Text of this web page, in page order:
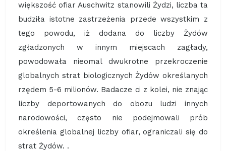
większość ofiar Auschwitz stanowili Żydzi, liczba ta
budziła istotne zastrzeżenia przede wszystkim z
tego powodu, iż dodana do liczby Żydów
zgładzonych w innym miejscach zagłady,
powodowała nieomal dwukrotne przekroczenie
globalnych strat biologicznych Żydów określanych
rzędem 5-6 milionów. Badacze ci z kolei, nie znając
liczby deportowanych do obozu ludzi innych
narodowości, często nie podejmowali prób
określenia globalnej liczby ofiar, ograniczali się do
strat Żydów. .